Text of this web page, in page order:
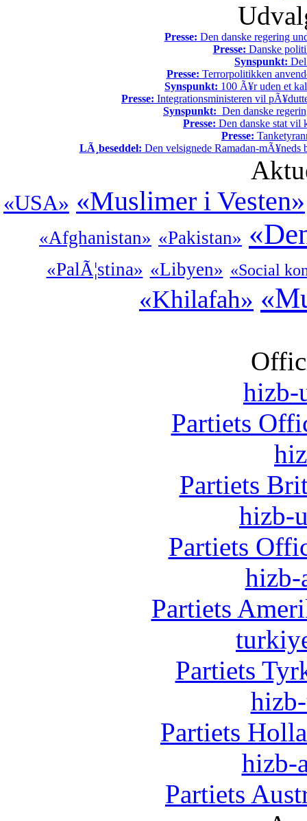
Presse: Den danske regering
Presse: Danske
Synspunkt:
Presse: Terrorpolitikken
Synspunkt: 100 Ã¥r uden et
Presse: Integrationsministeren vil
Synspunkt: Den danske
Presse: Den danske stat vil
Presse:
LÃ¸beseddel: Den velsignede Ramadan-mÃ¥neds
«USA» «Muslimer i Vesten»
«Afghanistan» «Pakistan»
«PalÃ¦stina» «Libyen» «Social
«Khilafah»
hizb-
Partiets
Partiets
hizb-
Partiets
hizb-
Partiets
Partiets
Partiets
hizb-
Partiets